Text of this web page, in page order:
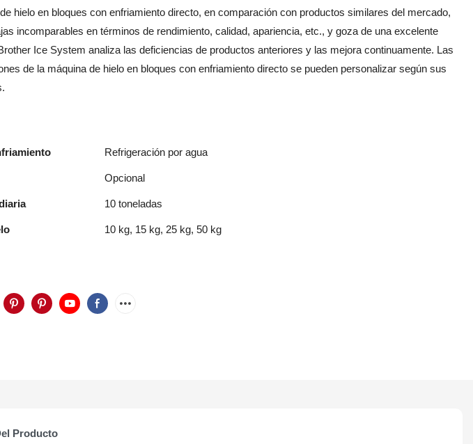
hielo en bloques con enfriamiento directo, en comparación con productos similares del mercado,
incomparables en términos de rendimiento, calidad, apariencia, etc., y goza de una excelente
Ice System analiza las deficiencias de productos anteriores y las mejora continuamente. Las
de la máquina de hielo en bloques con enfriamiento directo se pueden personalizar según sus
Refrigeración por agua
Opcional
10 toneladas
10 kg, 15 kg, 25 kg, 50 kg
Producto